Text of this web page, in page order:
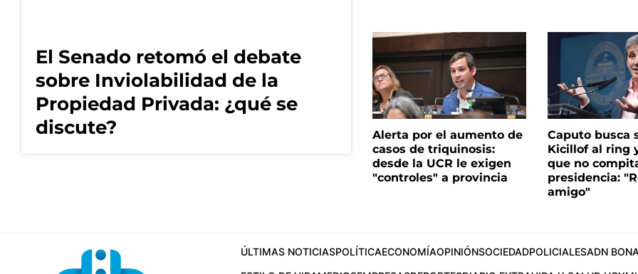
El Senado retomó el debate
sobre Inviolabilidad de la
Propiedad Privada: ¿qué se
discute?
Alerta por el aumento de
casos de triquinosis:
desde la UCR le exigen
"controles" a provincia
Caputo busca
Kicillof al ring
que no
presidencia:
amigo"
ÚLTIMAS NOTICIASPOLÍTICAECONOMÍAOPINIÓNSOCIEDADPOLICIALESADN